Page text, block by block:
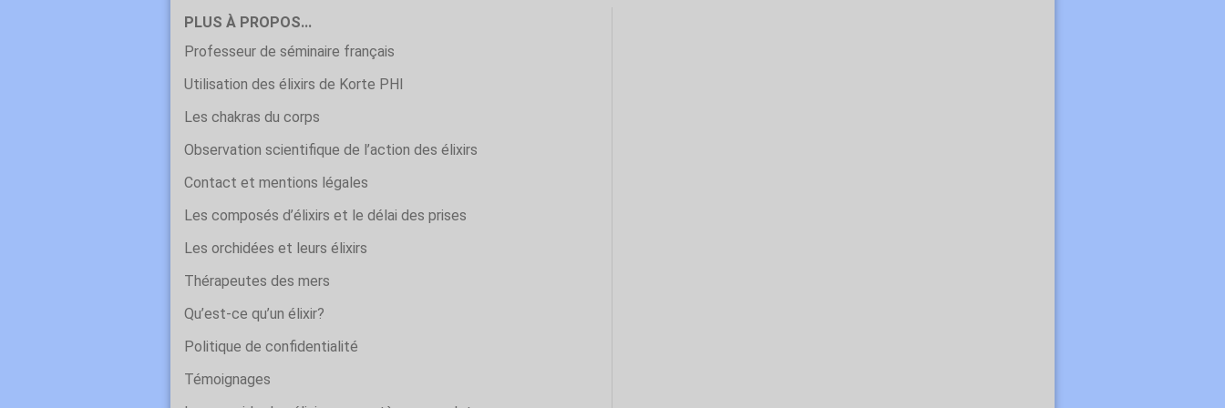
PLUS À PROPOS...
Professeur de séminaire français
Utilisation des élixirs de Korte PHI
Les chakras du corps
Observation scientifique de l’action des élixirs
Contact et mentions légales
Les composés d’élixirs et le délai des prises
Les orchidées et leurs élixirs
Thérapeutes des mers
Qu’est-ce qu’un élixir?
Politique de confidentialité
Témoignages